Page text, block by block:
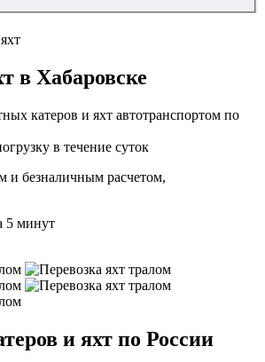
в Хабаровске
катеров и яхт автотранспортом по
в течение суток
и безналичным расчетом,
5 минут
и яхт по России